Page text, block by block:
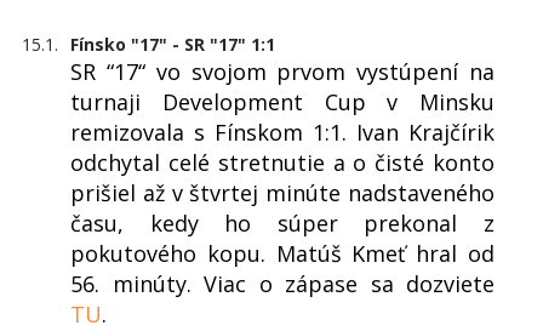
15.1. Fínsko "17" - SR "17" 1:1
SR “17“ vo svojom prvom vystúpení na
turnaji Development Cup v Minsku
remizovala s Fínskom 1:1. Ivan Krajčírik
odchytal celé stretnutie a o čisté konto
prišiel až v štvrtej minúte nadstaveného
času, kedy ho súper prekonal z
pokutového kopu. Matúš Kmeť hral od
56. minúty. Viac o zápase sa dozviete
TU.